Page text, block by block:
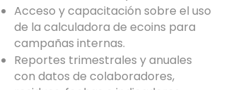
Acceso y capacitación sobre el uso
de la calculadora de ecoins para
campañas internas.​
Reportes trimestrales y anuales
con datos de colaboradores,